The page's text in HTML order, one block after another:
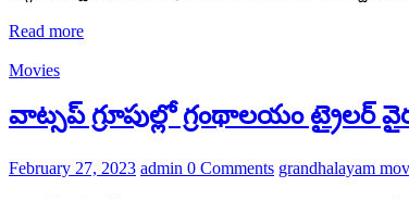
Read more
Movies
వాట్సప్ గ్రూపుల్లో గ్రంథాలయం ట్రైలర్
February 27, 2023 admin 0 Comments grandhalayam